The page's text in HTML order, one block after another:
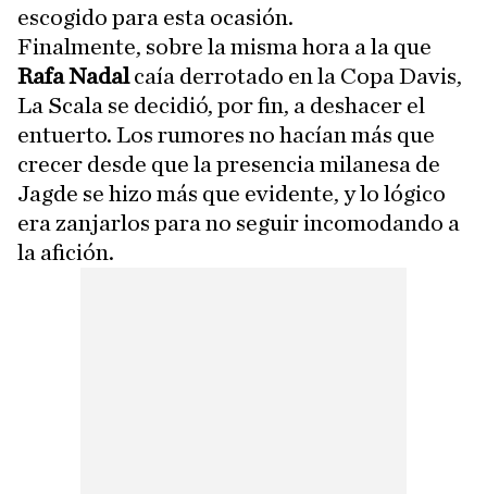
escogido para esta ocasión.
Finalmente, sobre la misma hora a la que
Rafa Nadalcaía derrotado en la Copa Davis,
La Scala se decidió, por fin, a deshacer el
entuerto. Los rumores no hacían más que
crecer desde que la presencia milanesa de
Jagde se hizo más que evidente, y lo lógico
era zanjarlos para no seguir incomodando a
la afición.